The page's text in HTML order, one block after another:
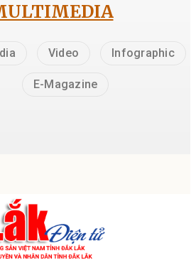
Video Infographic
E-Magazine